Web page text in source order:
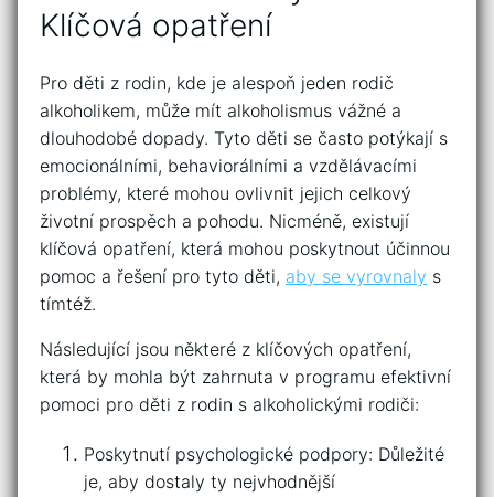
Klíčová opatření
Pro děti z rodin, kde je alespoň⁣ jeden rodič
alkoholikem, může ⁤mít ‍alkoholismus vážné a
dlouhodobé dopady. ‍Tyto děti‌ se často potýkají s
emocionálními, behaviorálními a vzdělávacími
problémy,⁢ které‍ mohou ovlivnit‍ jejich celkový
životní prospěch ​a pohodu. Nicméně, existují
klíčová opatření, která mohou poskytnout účinnou
pomoc a řešení pro tyto děti, aby se vyrovnaly s
tímtéž.
Následující jsou některé z klíčových opatření,
která by mohla být zahrnuta v programu efektivní
pomoci pro děti z rodin s​ alkoholickými rodiči:
Poskytnutí psychologické podpory: ⁢Důležité
je, ⁢aby dostaly ty nejvhodnější